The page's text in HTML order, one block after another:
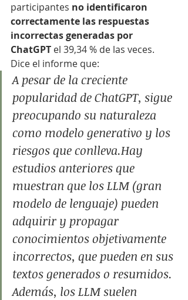
participantes no identificaron
correctamente las respuestas
incorrectas generadas por
ChatGPT el 39,34 % de las veces.
Dice el informe que:
A pesar de la creciente
popularidad de ChatGPT, sigue
preocupando su naturaleza
como modelo generativo y los
riesgos que conlleva.Hay
estudios anteriores que
muestran que los LLM (gran
modelo de lenguaje) pueden
adquirir y propagar
conocimientos objetivamente
incorrectos, que pueden en sus
textos generados o resumidos.
Además, los LLM suelen